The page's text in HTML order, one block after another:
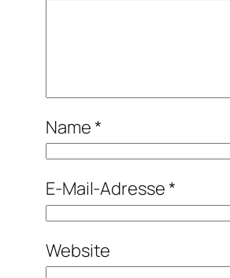
Name*
E-Mail-Adresse*
Website